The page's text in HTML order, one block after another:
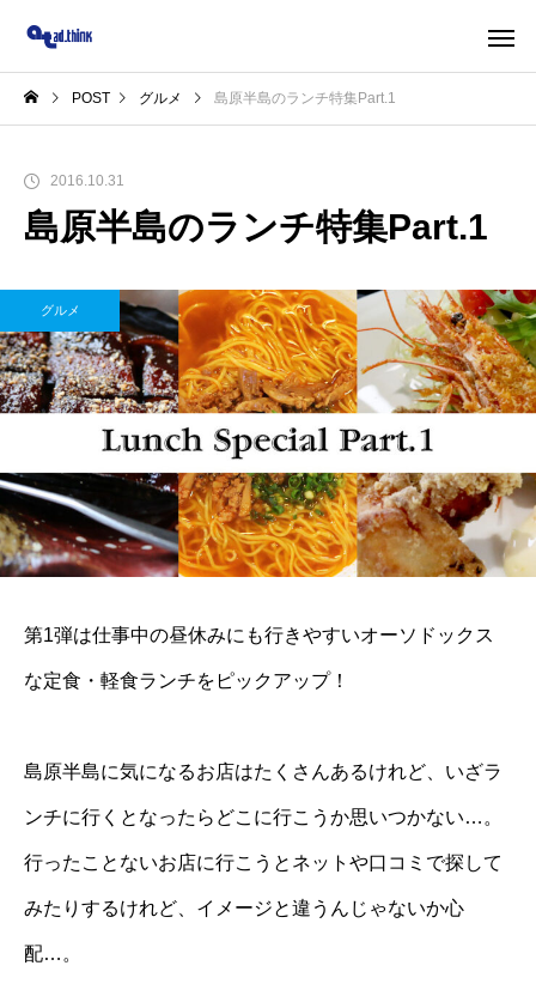
POST グルメ 島原半島のランチ特集Part.1
2016.10.31
島原半島のランチ特集Part.1
グルメ
第1弾は仕事中の昼休みにも行きやすいオーソドックス
な定食・軽食ランチをピックアップ！
島原半島に気になるお店はたくさんあるけれど、いざラ
ンチに行くとなったらどこに行こうか思いつかない…。
行ったことないお店に行こうとネットや口コミで探して
みたりするけれど、イメージと違うんじゃないか心
配…。